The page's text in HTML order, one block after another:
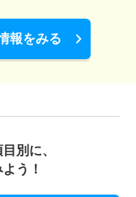
報をみる
別に、
う！